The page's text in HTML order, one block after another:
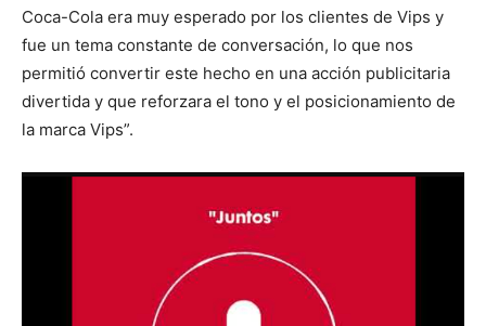
Coca-Cola era muy esperado por los clientes de Vips y
fue un tema constante de conversación, lo que nos
permitió convertir este hecho en una acción publicitaria
divertida y que reforzara el tono y el posicionamiento de
la marca Vips”.